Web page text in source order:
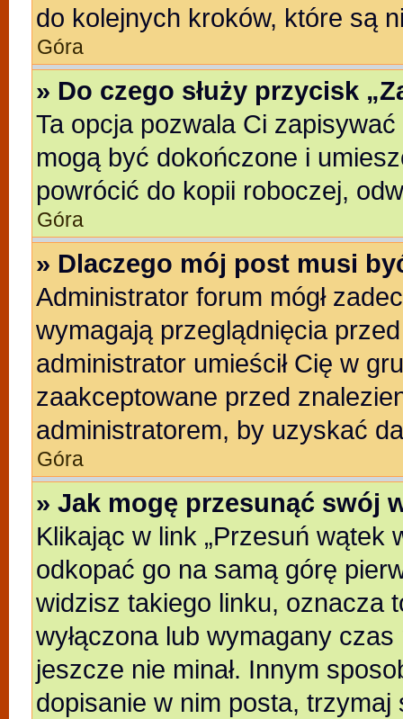
do kolejnych kroków, które są
Góra
» Do czego służy przycisk
Ta opcja pozwala Ci
mogą być dokończone i
powrócić do kopii roboczej,
Góra
» Dlaczego mój post musi
Administrator forum mógł
wymagają przeglądnięcia
administrator umieścił Cię w
zaakceptowane przed
administratorem, by uzyskać
Góra
» Jak mogę przesunąć swój
Klikając w link „Przesuń wątek
odkopać go na samą górę
widzisz takiego linku, oznacza
wyłączona lub wymagany
jeszcze nie minał. Innym
dopisanie w nim posta,